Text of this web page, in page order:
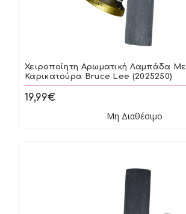
Χειροποίητη Αρωματική Λαμπάδα Με
Καρικατούρα Bruce Lee (2025250)
19,99€
Μη Διαθέσιμο